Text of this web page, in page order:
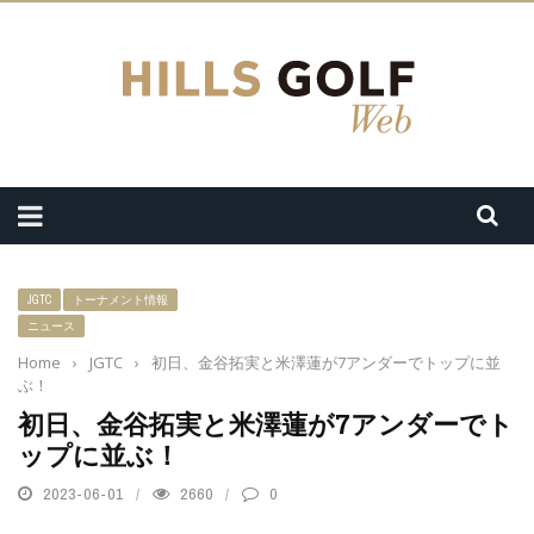
JGTC
トーナメント情報
ニュース
Home › JGTC ›
初日、金谷拓実と米澤蓮が7アンダーでトップに並
ぶ！
初日、金谷拓実と米澤蓮が7アンダーでト
ップに並ぶ！
2023-06-01 2660 0